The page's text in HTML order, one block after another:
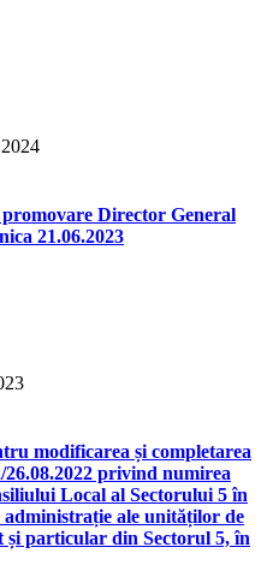
promovare Director General
21.06.2023
modificarea și completarea
privind numirea
Local al Sectorului 5 în
ale unităților de
particular din Sectorul 5, în